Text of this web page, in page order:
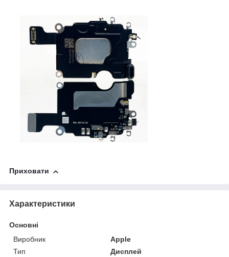
Приховати
Характеристики
Основні
Виробник
Apple
Тип
Дисплей